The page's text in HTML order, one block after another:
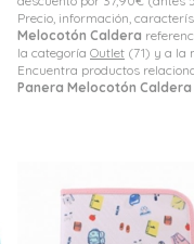
Precio, información,
Melocotón Caldera
la categoría Outlet (71) y a la
Encuentra productos
Panera Melocotón Caldera